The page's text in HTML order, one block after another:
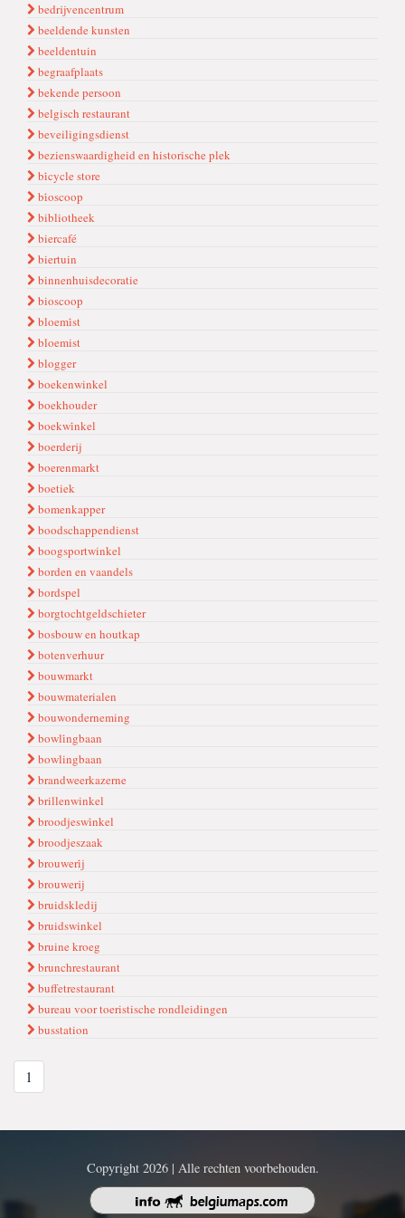
bedrijvencentrum
beeldende kunsten
beeldentuin
begraafplaats
bekende persoon
belgisch restaurant
beveiligingsdienst
bezienswaardigheid en historische plek
bi̇cycle store
bi̇oscoop
bibliotheek
biercafé
biertuin
binnenhuisdecoratie
bioscoop
bloemi̇st
bloemist
blogger
boekenwinkel
boekhouder
boekwi̇nkel
boerderij
boerenmarkt
boetiek
bomenkapper
boodschappendienst
boogsportwinkel
borden en vaandels
bordspel
borgtochtgeldschieter
bosbouw en houtkap
botenverhuur
bouwmarkt
bouwmaterialen
bouwonderneming
bowli̇ngbaan
bowlingbaan
brandweerkazerne
brillenwinkel
broodjeswi̇nkel
broodjeszaak
brouweri̇j
brouwerij
bruidskledij
bruidswinkel
bruine kroeg
brunchrestaurant
buffetrestaurant
bureau voor toeristische rondleidingen
busstation
1
Copyright 2026 | Alle rechten voorbehouden.